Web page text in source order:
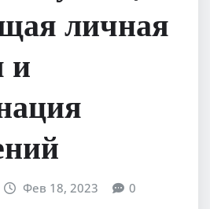
личная
и
Фев 18, 2023 0